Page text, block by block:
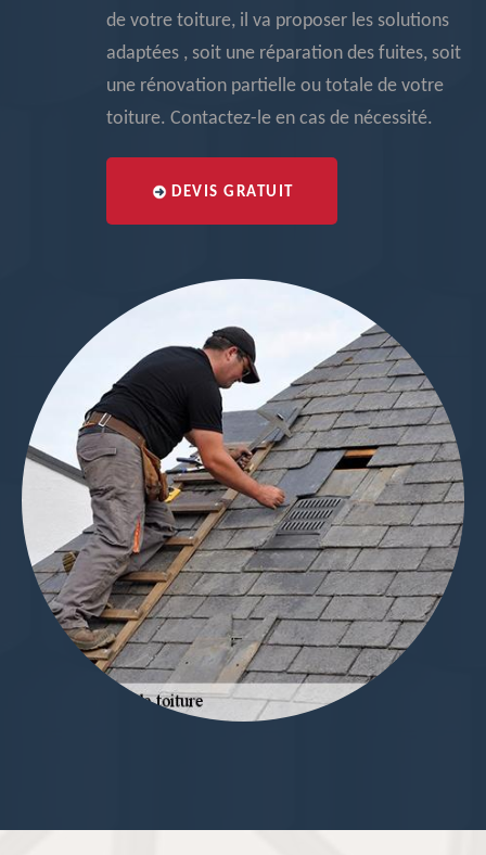
de votre toiture, il va proposer les solutions
adaptées , soit une réparation des fuites, soit
une rénovation partielle ou totale de votre
toiture. Contactez-le en cas de nécessité.
DEVIS GRATUIT